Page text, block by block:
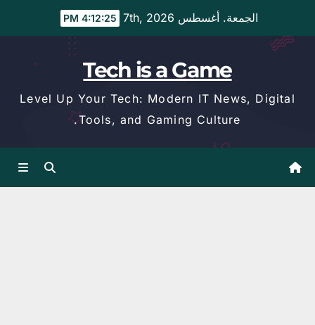
content
الجمعة. أغسطس 7th, 2026 4:12:26 PM
Tech is a Game
Level Up Your Tech: Modern IT News, Digital
Tools, and Gaming Culture.